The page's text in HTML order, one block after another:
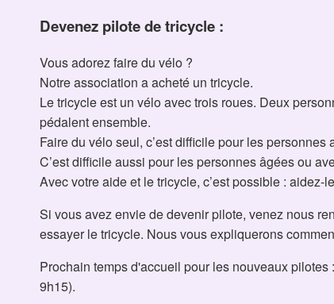
Devenez pilote de tricycle :
Vous adorez faire du vélo ?
Notre association a acheté un tricycle.
Le tricycle est un vélo avec trois roues. Deux
pédalent ensemble.
Faire du vélo seul, c’est difficile pour les personnes
C’est difficile aussi pour les personnes âgées ou
Avec votre aide et le tricycle, c’est possible : aidez-
Si vous avez envie de devenir pilote, venez nous
essayer le tricycle. Nous vous expliquerons
Prochain temps d'accueil pour les nouveaux
9h15).